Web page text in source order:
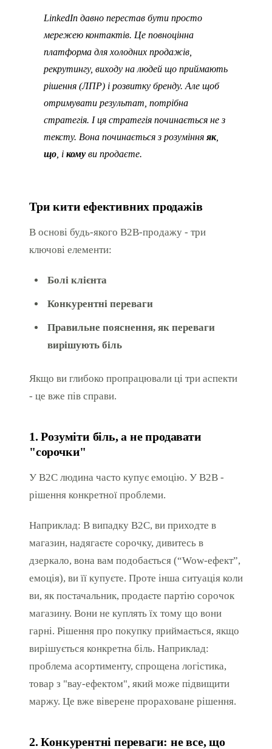
LinkedIn давно перестав бути просто
мережею контактів. Це повноцінна
платформа для холодних продажів,
рекрутингу, виходу на людей що приймають
рішення (ЛПР) і розвитку бренду. Але щоб
отримувати результат, потрібна
стратегія. І ця стратегія починається не з
тексту. Вона починається з розуміння як,
що , і кому ви продаєте.
Три кити ефективних продажів
В основі будь-якого B2B-продажу - три
ключові елементи:
Болі клієнта
Конкурентні переваги
Правильне пояснення, як переваги
вирішують біль
Якщо ви глибоко пропрацювали ці три аспекти
- це вже пів справи.
1. Розуміти біль, а не продавати
"сорочки"
У B2C людина часто купує емоцію. У B2B -
рішення конкретної проблеми.
Наприклад: В випадку B2C, ви приходте в
магазин, надягаєте сорочку, дивитесь в
дзеркало, вона вам подобається (“Wow-ефект”,
емоція), ви її купуєте. Проте інша ситуація коли
ви, як постачальник, продаєте партію сорочок
магазину. Вони не куплять їх тому що вони
гарні. Рішення про покупку приймається, якщо
вирішується конкретна біль. Наприклад:
проблема асортименту, спрощена логістика,
товар з "вау-ефектом", який може підвищити
маржу. Це вже віверене прораховане рішення.
2. Конкурентні переваги: не все, що